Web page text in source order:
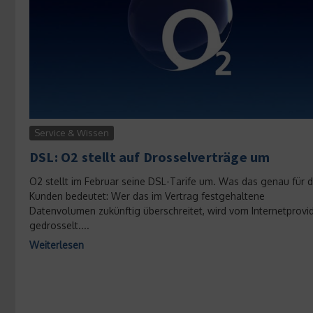
Service & Wissen
DSL: O2 stellt auf Drosselverträge um
O2 stellt im Februar seine DSL-Tarife um. Was das genau für
Kunden bedeutet: Wer das im Vertrag festgehaltene
Datenvolumen zukünftig überschreitet, wird vom
gedrosselt....
Weiterlesen